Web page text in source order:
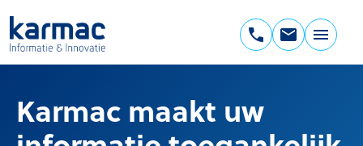
naar
de
inhoud
Karmac
&
Innovatie
Karmac maakt uw